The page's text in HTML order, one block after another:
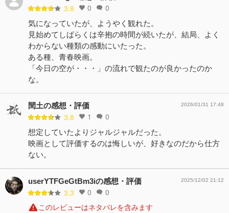
3.8 0 0
気になっていたが、ようやく観れた。
見始めてしばらくは辛抱の時間が続いたが、結局、よく
わからない種類の感動にいたった。
ある種、青春映画。
「今日の空が・・・」の流れで観たのが良かったのか
な。
閏土の感想・評価
3.8 1 0
2026/01/31 17:48
想定していたよりジャルジャルだった。
映画として評価するのは悔しいが、好きなのだから仕方
ない。
userYTFGeGtBm3iの感想・評価
3.3 0 0
2025/12/02 21:12
このレビューはネタバレを含みます